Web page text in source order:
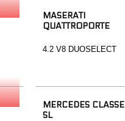
MASERATI
QUATTROPORTE
4.2 V8 DUOSELECT
MERCEDES CLASSE
SL